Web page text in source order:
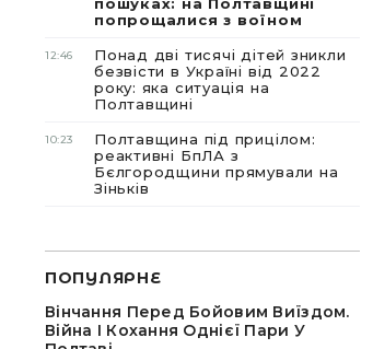
попрощалися з воїном
12:46
Понад дві тисячі дітей зникли
безвісти в Україні від 2022
року: яка ситуація на
Полтавщині
10:23
Полтавщина під прицілом:
реактивні БпЛА з
Бєлгородщини прямували на
Зіньків
ПОПУЛЯРНЕ
Вінчання Перед Бойовим Виїздом.
Війна І Кохання Однієї Пари У